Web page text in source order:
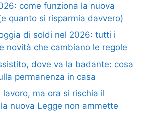
come funziona la nuova
quanto si risparmia davvero)
di soldi nel 2026: tutti i
novità che cambiano le regole
dove va la badante: cosa
permanenza in casa
ma ora si rischia il
nuova Legge non ammette